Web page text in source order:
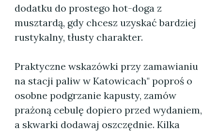
dodatku do prostego hot-doga z
musztardą, gdy chcesz uzyskać bardziej
rustykalny, tłusty charakter.
Praktyczne wskazówki przy zamawianiu
na stacji paliw w Katowicach" poproś o
osobne podgrzanie kapusty, zamów
prażoną cebulę dopiero przed wydaniem,
a skwarki dodawaj oszczędnie. Kilka